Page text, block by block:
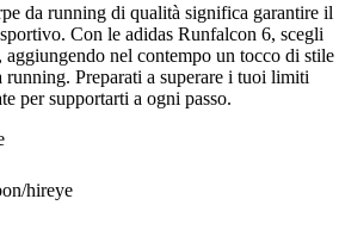
da running di qualità significa garantire il
Con le adidas Runfalcon 6, scegli
nel contempo un tocco di stile
running. Preparati a superare i tuoi limiti
per supportarti a ogni passo.
hireye